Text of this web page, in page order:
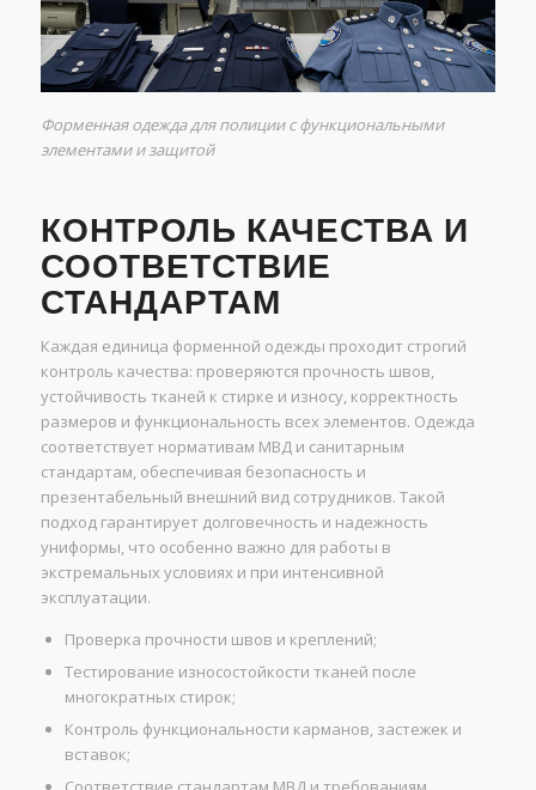
Форменная одежда для полиции с функциональными
элементами и защитой
КОНТРОЛЬ КАЧЕСТВА И
СООТВЕТСТВИЕ
СТАНДАРТАМ
Каждая единица форменной одежды проходит строгий
контроль качества: проверяются прочность швов,
устойчивость тканей к стирке и износу, корректность
размеров и функциональность всех элементов. Одежда
соответствует нормативам МВД и санитарным
стандартам, обеспечивая безопасность и
презентабельный внешний вид сотрудников. Такой
подход гарантирует долговечность и надежность
униформы, что особенно важно для работы в
экстремальных условиях и при интенсивной
эксплуатации.
Проверка прочности швов и креплений;
Тестирование износостойкости тканей после
многократных стирок;
Контроль функциональности карманов, застежек и
вставок;